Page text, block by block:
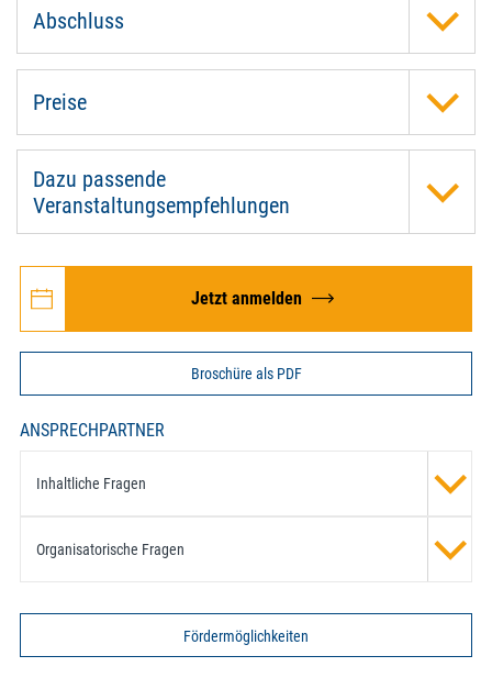
Abschluss
Preise
Dazu passende
Veranstaltungsempfehlungen
Jetzt anmelden
Broschüre als PDF
ANSPRECHPARTNER
Inhaltliche Fragen
Organisatorische Fragen
Fördermöglichkeiten